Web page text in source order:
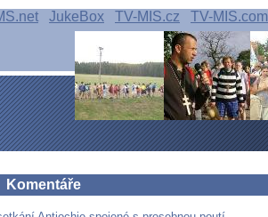
JukeBox TV-MIS.cz TV-MIS.com
Komentáře